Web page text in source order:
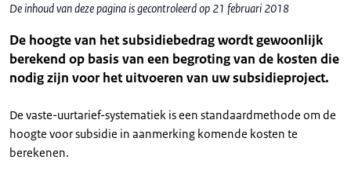
De inhoud van deze pagina is gecontroleerd op 21 februari 2018
De hoogte van het subsidiebedrag wordt gewoonlijk
berekend op basis van een begroting van de kosten die
nodig zijn voor het uitvoeren van uw subsidieproject.
De vaste-uurtarief-systematiek is een standaardmethode om de
hoogte voor subsidie in aanmerking komende kosten te
berekenen.